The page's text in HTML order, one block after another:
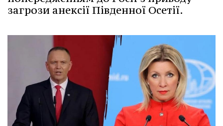
загрози анексії Південної Осетії.